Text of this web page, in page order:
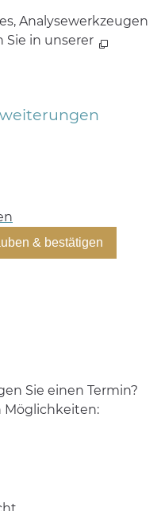
Analysewerkzeugen
in unserer
& bestätigen
Sie einen Termin?
Möglichkeiten: